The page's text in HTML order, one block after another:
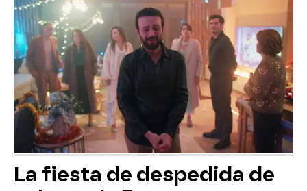
La fiesta de despedida de